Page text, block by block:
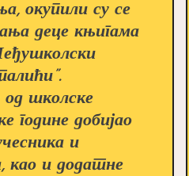
окупили су се
деце књигама
од школске
године добијао
и
као и додатне